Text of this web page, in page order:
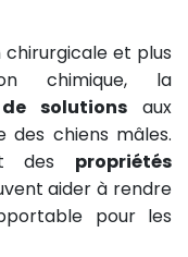
et plus
chimique, la
solutionsaux
des chiens mâles.
des propriétés
aider à rendre
pour les